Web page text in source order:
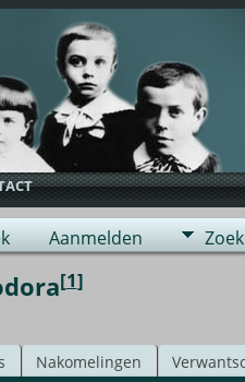
Aanmelden Zoek
[1]
Nakomelingen